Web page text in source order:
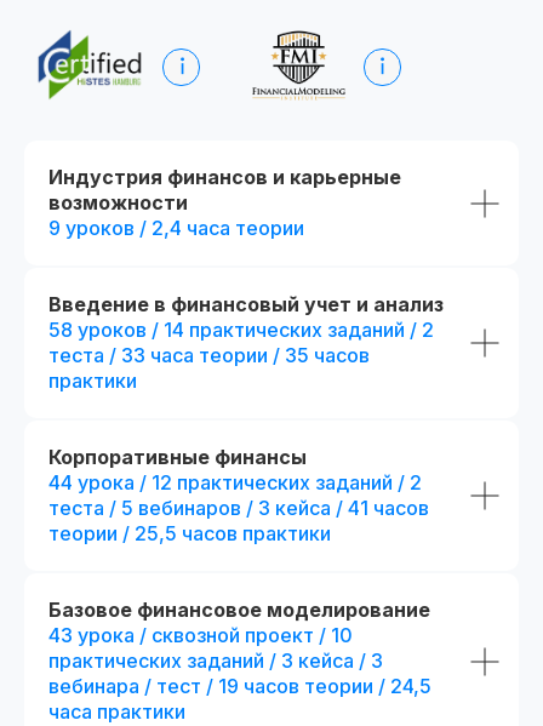
Индустрия финансов и карьерные
возможности
9 уроков / 2,4 часа теории
Введение в финансовый учет и анализ
58 уроков / 14 практических заданий / 2
теста / 33 часа теории / 35 часов
практики
Корпоративные финансы
44 урока / 12 практических заданий / 2
теста / 5 вебинаров / 3 кейса / 41 часов
теории / 25,5 часов практики
Базовое финансовое моделирование
43 урока / сквозной проект / 10
практических заданий / 3 кейса / 3
вебинара / тест / 19 часов теории / 24,5
часа практики
Получить программу
Начните обучение уже
в PDF или бесплатный доступ ко всем
материалам курса на 48 часов, чтобы
оценить качество программы,
сомнений